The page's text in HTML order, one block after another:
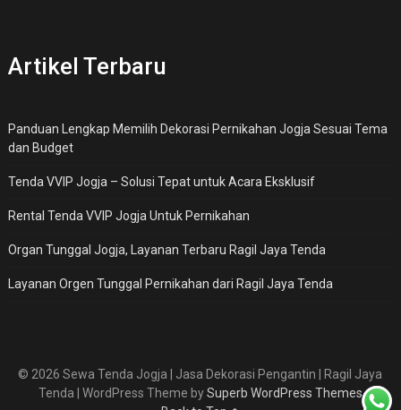
Artikel Terbaru
Panduan Lengkap Memilih Dekorasi Pernikahan Jogja Sesuai Tema
dan Budget
Tenda VVIP Jogja – Solusi Tepat untuk Acara Eksklusif
Rental Tenda VVIP Jogja Untuk Pernikahan
Organ Tunggal Jogja, Layanan Terbaru Ragil Jaya Tenda
Layanan Orgen Tunggal Pernikahan dari Ragil Jaya Tenda
© 2026 Sewa Tenda Jogja | Jasa Dekorasi Pengantin | Ragil Jaya
Tenda
| WordPress Theme bySuperb WordPress Themes